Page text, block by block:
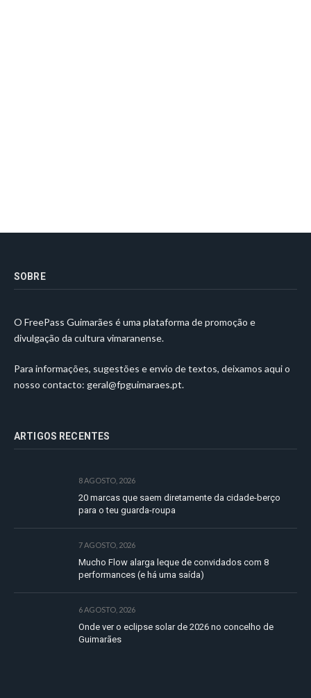
SOBRE
O FreePass Guimarães é uma plataforma de promoção e
divulgação da cultura vimaranense.
Para informações, sugestões e envio de textos, deixamos aqui o
nosso contacto: geral@fpguimaraes.pt.
ARTIGOS RECENTES
8 AGOSTO, 2026
20 marcas que saem diretamente da cidade-berço
para o teu guarda-roupa
7 AGOSTO, 2026
Mucho Flow alarga leque de convidados com 8
performances (e há uma saída)
6 AGOSTO, 2026
Onde ver o eclipse solar de 2026 no concelho de
Guimarães